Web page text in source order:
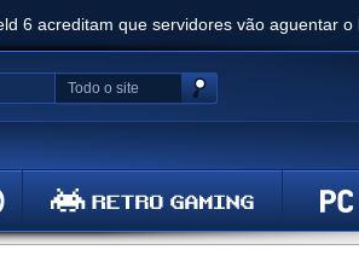
6 acreditam que servidores vão aguentar o
5 milhões de cópias e vai receber
Ghost of
Metal Gear Solid Delta: Snake
Bethesda anuncia livestream para o
Todo o site